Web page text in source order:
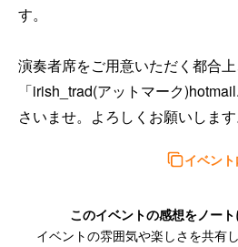
す。
演奏者席をご用意いただく都合
「irish_trad(アットマーク
さいませ。よろしくお願いします
イベン
このイベントの感想をノー
イベントの雰囲気や楽しさを共有